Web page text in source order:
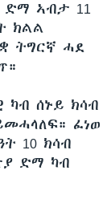
ድማ ኣብታ 11
ክልል
ትግርኛ ሓደ
ካብ ሰኑይ ክሳብ
ፈነወ
10 ክሳብ
ድማ ካብ